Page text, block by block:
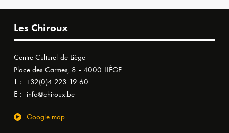
Les Chiroux
Centre Culturel de Liège
Place des Carmes, 8 - 4000 LIÈGE
T : +32(0)4 223 19 60
E : info@chiroux.be
Google map